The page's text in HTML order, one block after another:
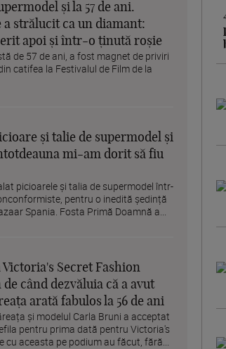
și la 57 de ani.
a strălucit ca un diamant:
apoi și într-o ținută roșie
de 57 de ani, a fost magnet de priviri
catifea la Festivalul de Film de la
și talie de supermodel și
mi-am dorit să fiu
picioarele și talia de supermodel într-
pentru o inedită ședință
Spania. Fosta Primă Doamnă a...
Secret Fashion
de când dezvăluia că a avut
arată fabulos la 56 de ani
și modelul Carla Bruni a acceptat
pentru prima dată pentru Victoria's
cu aceasta pe podium au făcut, fără...